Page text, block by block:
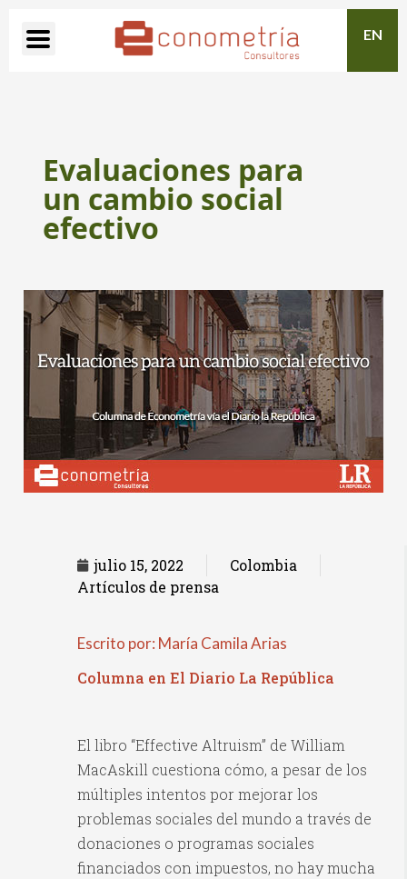
EN
Evaluaciones para
un cambio social
efectivo
julio 15, 2022
Colombia
Artículos de prensa
Escrito por: María Camila Arias
Columna en El Diario La República
El libro “Effective Altruism” de William
MacAskill cuestiona cómo, a pesar de los
múltiples intentos por mejorar los
problemas sociales del mundo a través de
donaciones o programas sociales
financiados con impuestos, no hay mucha